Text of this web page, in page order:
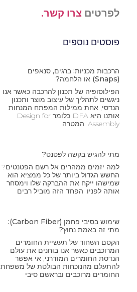
לפרטים צרו קשר.
פוסטים נוספים
הרכבות מכניות: ברגים, סנאפים
(Snaps) או הלחמה?
הפילוסופיה של תכנון להרכבה כאשר אנו
ניגשים לתהליך של עיצוב מוצר ותכנון
הנדסי, אחת ממילות המפתח המנחות
אותנו היא DFA כלומר Design for
Assembly. המטרה
מתי להגיש בקשה לפטנט?
למה יזמים ממהרים אל רשם הפטנטים?
החשש הגדול ביותר של כל ממציא הוא
שמישהו ייקח את ההברקה שלו וימסחר
אותה לפניו. הפחד הזה מוביל רבים
שימוש בסיבי פחמן (Carbon Fiber):
מתי זה באמת נחוץ?
הקסם השחור של תעשיית החומרים
המרוכבים כאשר אנו בוחנים את עולם
הנדסת החומרים המודרני, אי אפשר
להתעלם מהנוכחות הבולטת של משפחת
החומרים מרוכבים ובראשם סיבי